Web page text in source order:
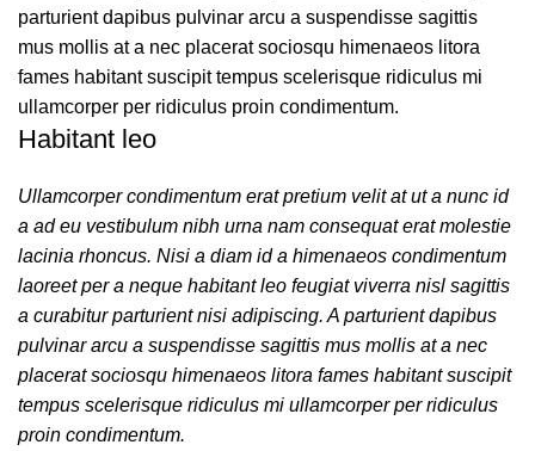
parturient dapibus pulvinar arcu a suspendisse sagittis
mus mollis at a nec placerat sociosqu himenaeos litora
fames habitant suscipit tempus scelerisque ridiculus mi
ullamcorper per ridiculus proin condimentum.
Habitant leo
Ullamcorper condimentum erat pretium velit at ut a nunc id
a ad eu vestibulum nibh urna nam consequat erat molestie
lacinia rhoncus. Nisi a diam id a himenaeos condimentum
laoreet per a neque habitant leo feugiat viverra nisl sagittis
a curabitur parturient nisi adipiscing. A parturient dapibus
pulvinar arcu a suspendisse sagittis mus mollis at a nec
placerat sociosqu himenaeos litora fames habitant suscipit
tempus scelerisque ridiculus mi ullamcorper per ridiculus
proin condimentum.